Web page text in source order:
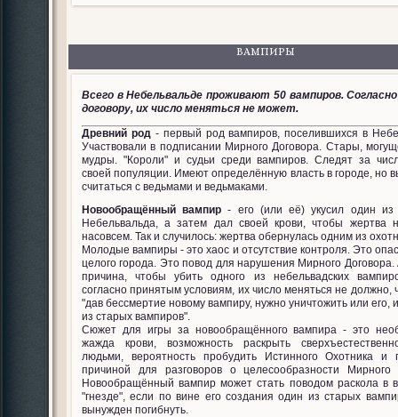
ВАМПИРЫ
Всего в Небельвальде проживают 50 вампиров.
договору, их число меняться не может.
Древний род- первый род вампиров, поселившихся в
Участвовали в подписании Мирного Договора. Стары,
мудры. "Короли" и судьи среди вампиров. Следят за
своей популяции. Имеют определённую власть в городе, но
считаться с ведьмами и ведьмаками.
Новообращённый вампир - его (или её) укусил один из
Небельвальда, а затем дал своей крови, чтобы жертва
насовсем. Так и случилось: жертва обернулась одним из
Молодые вампиры - это хаос и отсутствие контроля. Это
целого города. Это повод для нарушения Мирного
причина, чтобы убить одного из небельвадских
согласно принятым условиям, их число меняться не должно,
"дав бессмертие новому вампиру, нужно уничтожить или его,
из старых вампиров".
Сюжет для игры за новообращённого вампира - это
жажда крови, возможность раскрыть
людьми, вероятность пробудить Истинного Охотника и
причиной для разговоров о целесообразности Мирного
Новообращённый вампир может стать поводом раскола в
"гнезде", если по вине его создания один из старых
вынужден погибнуть.